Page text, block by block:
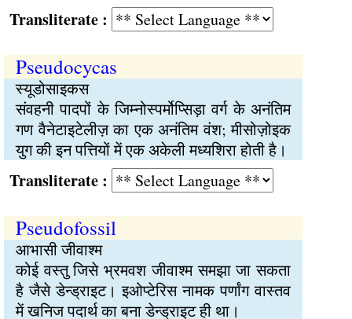
:
Pseudocycas
स्यूडोसाइकस
संवहनी पादपों के जिम्नोस्पर्मोप्सिड़ा वर्ग के अनंतिम
गण वैनेटाइटेलीज़ का एक अनंतिम वंश; मीसोज़ोइक
युग की इन पत्तियों में एक अकेली मध्यशिरा होती है।
:
Pseudofossil
आभासी जीवाश्म
कोई वस्तु जिसे भ्रमवश जीवाश्म समझा जा सकता
है जैसे डेन्ड्राइट। इओप्टेरिस नामक पर्णांग वास्तव
में खनिज पदार्थ का बना डेन्ड्राइट ही था।